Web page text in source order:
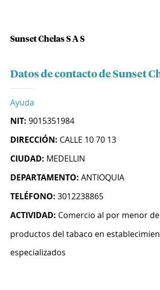
Sunset Chelas S A S
Datos de contacto de Sunset
Ayuda
NIT: 9015351984
DIRECCIÓN: CALLE 10 70 13
CIUDAD: MEDELLIN
DEPARTAMENTO: ANTIOQUIA
TELÉFONO: 3012238865
ACTIVIDAD: Comercio al por menor
productos del tabaco en
especializados